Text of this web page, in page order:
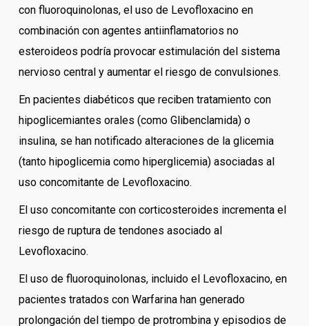
con fluoroquinolonas, el uso de Levofloxacino en
combinación con agentes antiinflamatorios no
esteroideos podría provocar estimulación del sistema
nervioso central y aumentar el riesgo de convulsiones.
En pacientes diabéticos que reciben tratamiento con
hipoglicemiantes orales (como Glibenclamida) o
insulina, se han notificado alteraciones de la glicemia
(tanto hipoglicemia como hiperglicemia) asociadas al
uso concomitante de Levofloxacino.
El uso concomitante con corticosteroides incrementa el
riesgo de ruptura de tendones asociado al
Levofloxacino.
El uso de fluoroquinolonas, incluido el Levofloxacino, en
pacientes tratados con Warfarina han generado
prolongación del tiempo de protrombina y episodios de